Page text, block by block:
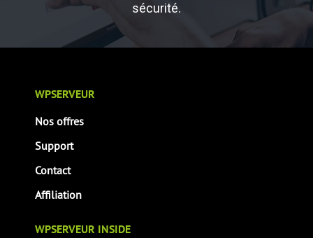
sécurité.
WPSERVEUR
Nos offres
Support
Contact
Affiliation
WPSERVEUR INSIDE